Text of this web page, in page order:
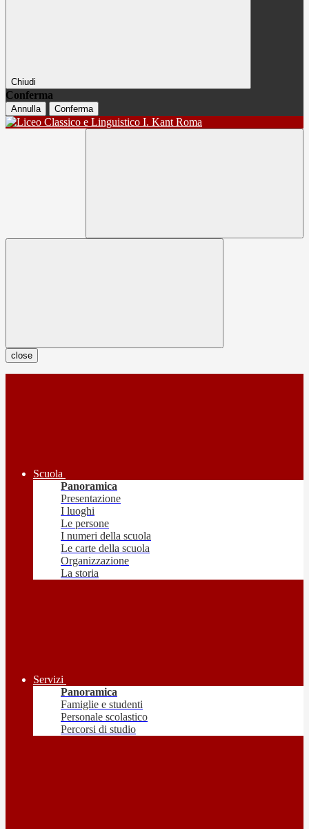
Chiudi
Conferma
Annulla Conferma
close
Scuola
Panoramica
Presentazione
I luoghi
Le persone
I numeri della scuola
Le carte della scuola
Organizzazione
La storia
Servizi
Panoramica
Famiglie e studenti
Personale scolastico
Percorsi di studio